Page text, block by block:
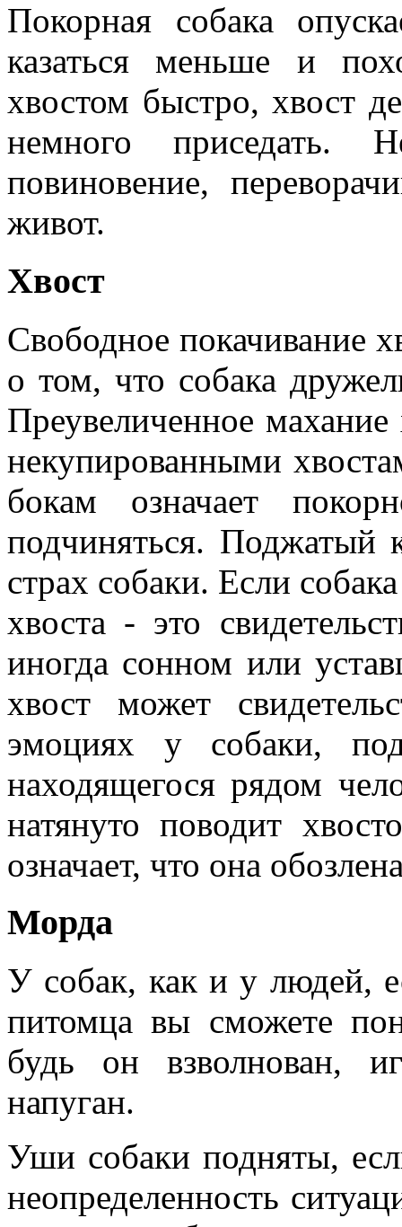
Покорная собака
казаться меньше и
хвостом быстро, хвост
немного приседать.
повиновение,
живот.
Хвост
Свободное покачивание
о том, что собака
Преувеличенное
некупированными
бокам означает
подчиняться. Поджатый
страх собаки. Если
хвоста - это
иногда сонном или
хвост может
эмоциях у собаки,
находящегося рядом
натянуто поводит
означает, что она
Морда
У собак, как и у людей,
питомца вы сможете
будь он взволнован,
напуган.
Уши собаки подняты,
неопределенность